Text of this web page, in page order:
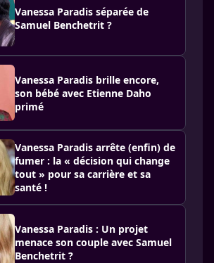
Vanessa Paradis séparée de
Samuel Benchetrit ?
Vanessa Paradis brille encore,
son bébé avec Etienne Daho
primé
Vanessa Paradis arrête (enfin) de
fumer : la « décision qui change
tout » pour sa carrière et sa
santé !
Vanessa Paradis : Un projet
menace son couple avec Samuel
Benchetrit ?